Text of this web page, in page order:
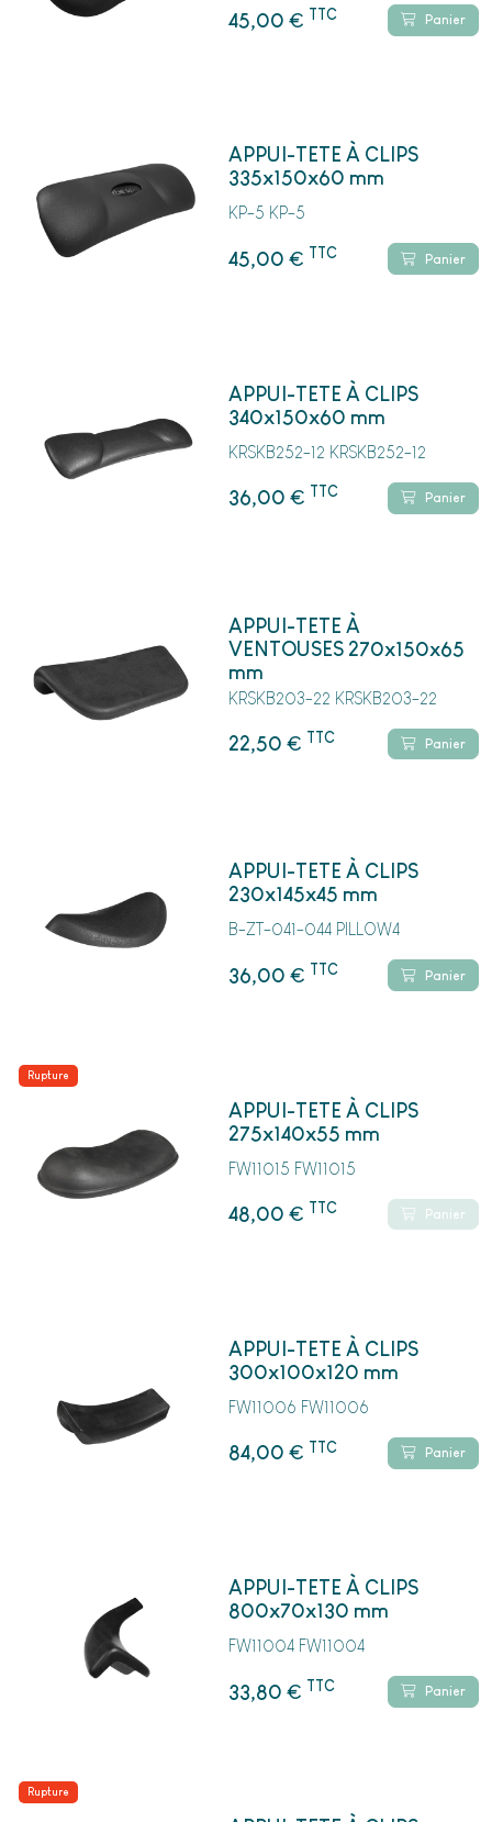
45,00€ TTC Panier
APPUI-TETE À CLIPS
335x150x60 mm
KP-5 KP-5
45,00€ TTC Panier
APPUI-TETE À CLIPS
340x150x60 mm
KRSKB252-12 KRSKB252-12
36,00€ TTC Panier
APPUI-TETE À
VENTOUSES 270x150x65
mm
KRSKB203-22 KRSKB203-22
22,50€ TTC Panier
APPUI-TETE À CLIPS
230x145x45 mm
B-ZT-041-044 PILLOW4
36,00€ TTC Panier
Rupture
APPUI-TETE À CLIPS
275x140x55 mm
FW11015 FW11015
48,00€ TTC Panier
APPUI-TETE À CLIPS
300x100x120 mm
FW11006 FW11006
84,00€ TTC Panier
APPUI-TETE À CLIPS
800x70x130 mm
FW11004 FW11004
33,80€ TTC Panier
Rupture